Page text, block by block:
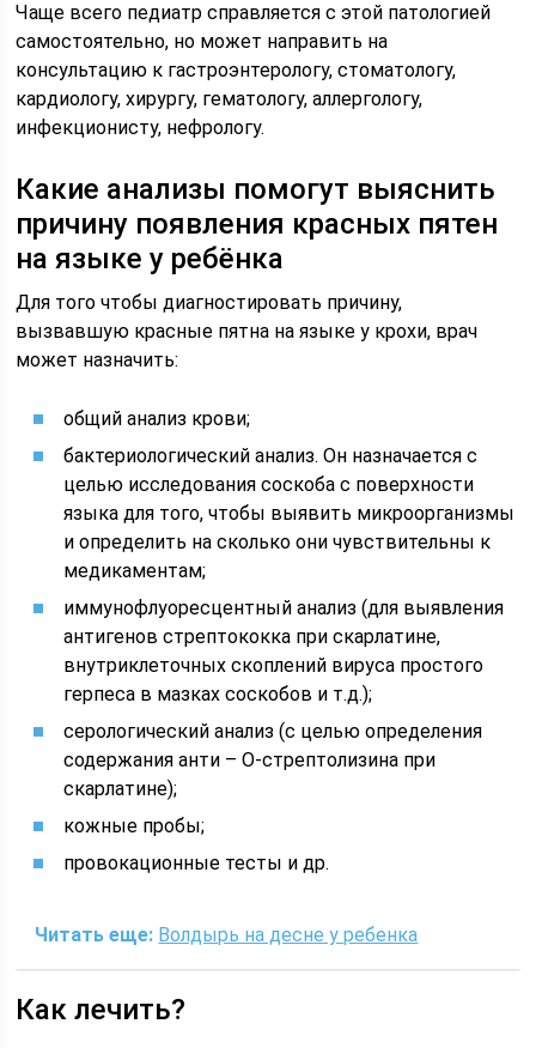
Чаще всего педиатр справляется с этой патологией
самостоятельно, но может направить на
консультацию к гастроэнтерологу, стоматологу,
кардиологу, хирургу, гематологу, аллергологу,
инфекционисту, нефрологу.
Какие анализы помогут выяснить
причину появления красных пятен
на языке у ребёнка
Для того чтобы диагностировать причину,
вызвавшую красные пятна на языке у крохи, врач
может назначить:
общий анализ крови;
бактериологический анализ. Он назначается с
целью исследования соскоба с поверхности
языка для того, чтобы выявить микроорганизмы
и определить на сколько они чувствительны к
медикаментам;
иммунофлуоресцентный анализ (для выявления
антигенов стрептококка при скарлатине,
внутриклеточных скоплений вируса простого
герпеса в мазках соскобов и т.д.);
серологический анализ (с целью определения
содержания анти – О-стрептолизина при
скарлатине);
кожные пробы;
провокационные тесты и др.
Читать еще: Волдырь на десне у ребенка
Как лечить?